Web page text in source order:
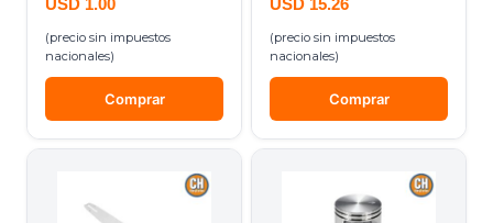
(precio sin impuestos
nacionales)
Comprar
(precio sin impuestos
nacionales)
Comprar